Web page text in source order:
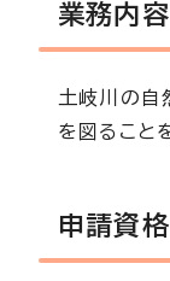
業務内容
土岐川の自
を図ること
申請資格